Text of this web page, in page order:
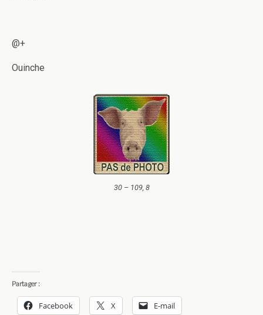
@+
Ouinche
30 – 109, 8
Partager :
Facebook X E-mail